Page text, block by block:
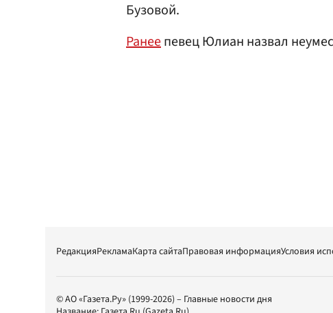
Бузовой.
Ранеепевец Юлиан назвал
РедакцияРекламаКарта сайтаПравовая информацияУсловия
© АО «Газета.Ру» (1999-2026) – Главные новости дня